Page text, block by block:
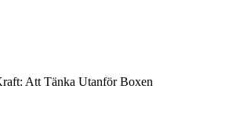
Att Tänka Utanför Boxen